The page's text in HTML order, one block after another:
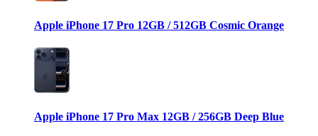
Apple iPhone 17 Pro 12GB / 512GB Cosmic Orange
Apple iPhone 17 Pro Max 12GB / 256GB Deep Blue